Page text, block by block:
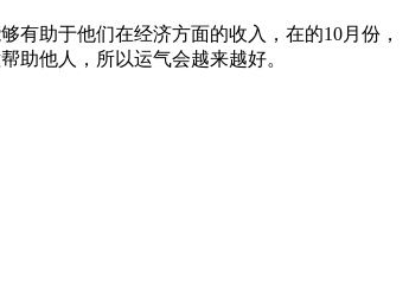
助于他们在经济方面的收入，在的10月份，
助他人，所以运气会越来越好。